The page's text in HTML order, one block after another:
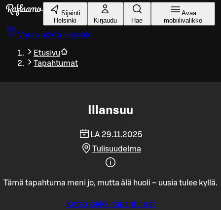
Siirry pääsisältöön
Sijainti
Helsinki
Kirjaudu Hae
Avaa
mobiilivalikko
Varaa pöytä Helsinki
Etusivu
Tapahtumat
Illansuu
LA 29.11.2025
Tulisuudelma
Tämä tapahtuma meni jo, mutta älä huoli – uusia tulee kyllä.
Katso kaikki tapahtumat